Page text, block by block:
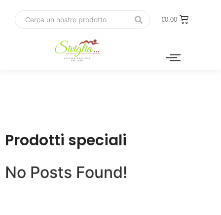
€0.00
Prodotti speciali
No Posts Found!